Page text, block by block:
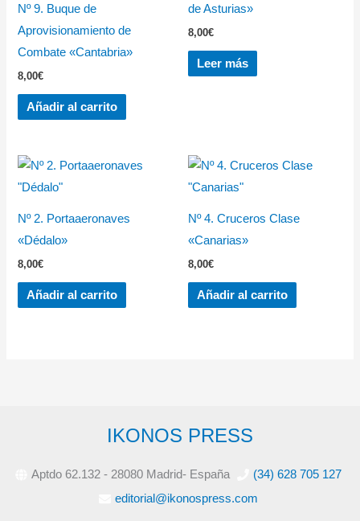
Nº 9. Buque de
Aprovisionamiento de
Combate «Cantabria»
8,00€
Añadir al carrito
de Asturias»
8,00€
Leer más
Nº 2. Portaaeronaves
«Dédalo»
8,00€
Añadir al carrito
Nº 4. Cruceros Clase
«Canarias»
8,00€
Añadir al carrito
IKONOS PRESS
Aptdo 62.132 - 28080 Madrid- España
(34) 628 705 127
editorial@ikonospress.com